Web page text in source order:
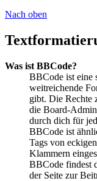
Nach oben
Was ist BBCode?
BBCode ist eine
weitreichende
gibt. Die Rechte
die Board-
durch dich für
BBCode ist
Tags von
Klammern
BBCode findest
der Seite zur